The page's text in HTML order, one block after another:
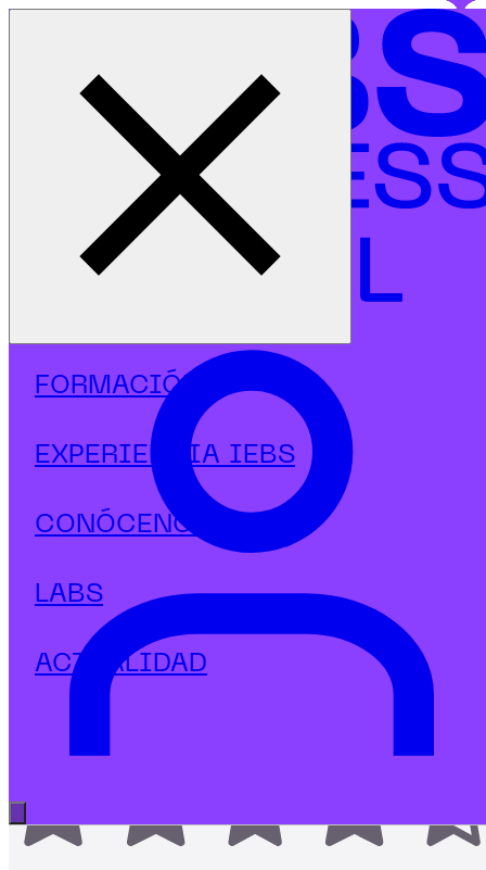
FORMACIÓN
EXPERIENCIA IEBS
CONÓCENOS
LABS
ACTUALIDAD
Inicio
Programas
Industria 4.0
Postgrado en Industria 4.0 Robótica RPA IoT & AI
Postgrado en Industria 4.0
Robótica RPA IoT & AI
El Postgrado de Industria 4.0 más completo con
Robótica RPA IoT y AI